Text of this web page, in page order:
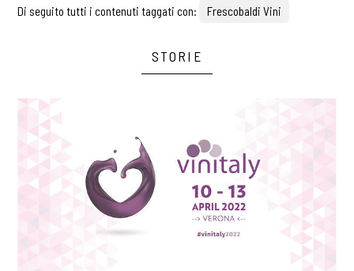
Di seguito tutti i contenuti taggati con: Frescobaldi Vini
STORIE